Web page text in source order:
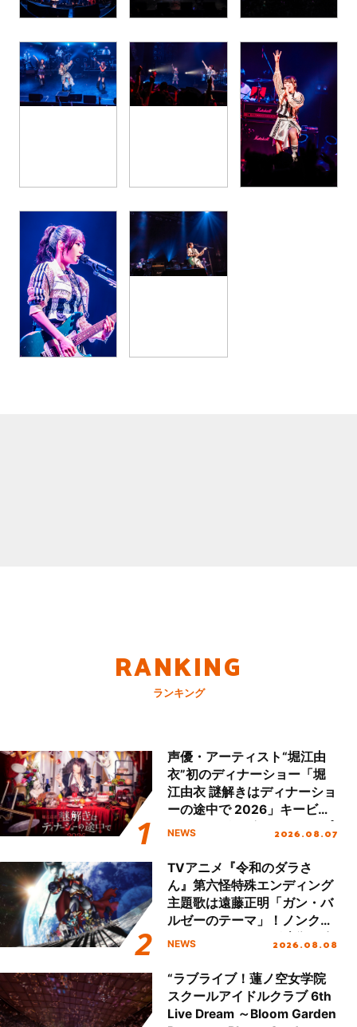
RANKING
ランキング
声優・アーティスト“堀江由
衣”初のディナーショー「堀
江由衣 謎解きはディナーショ
ーの途中で 2026」キービジ
ュアル＆グッズラインナップ
NEWS 2026.08.07
TVアニメ『令和のダラさ
ん』第六怪特殊エンディング
主題歌は遠藤正明「ガン・バ
ルゼーのテーマ」！ノンクレ
ジットエンディング映像も公
NEWS 2026.08.08
“ラブライブ！蓮ノ空女学院
スクールアイドルクラブ 6th
Live Dream ～Bloom Garden